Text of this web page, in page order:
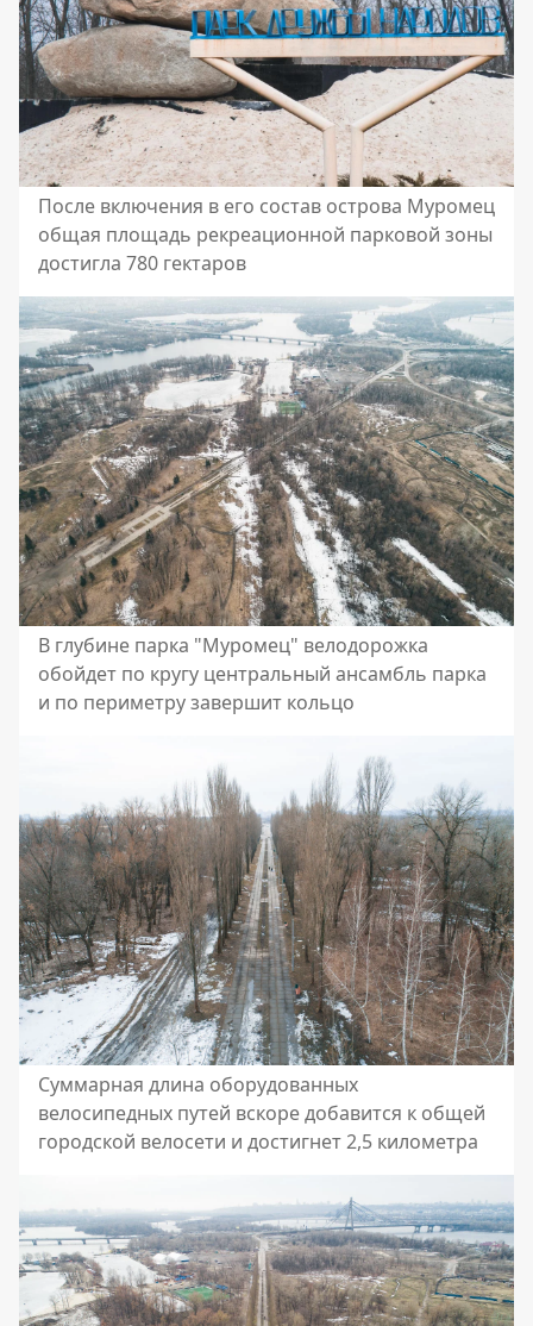
После включения в его состав острова Муромец
общая площадь рекреационной парковой зоны
достигла 780 гектаров
В глубине парка "Муромец" велодорожка
обойдет по кругу центральный ансамбль парка
и по периметру завершит кольцо
Суммарная длина оборудованных
велосипедных путей вскоре добавится к общей
городской велосети и достигнет 2,5 километра